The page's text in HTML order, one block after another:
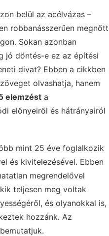
belül az acélvázas –
robbanásszerűen megnőtt
Sokan azonban
jó döntés-e ez az építési
divat? Ebben a cikkben
olvashatja, hanem
elemzést a
előnyeiről és hátrányairól
mint 25 éve foglalkozik
és kivitelezésével. Ebben
megrendelővel
teljesen meg voltak
és olyanokkal is,
hozzánk. Az